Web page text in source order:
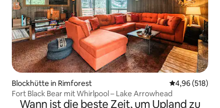
Blockhütte in Rimforest
4,96 (518)
Fort Black Bear mit Whirlpool – Lake Arrowhead
Wann ist die beste Zeit, um Upland zu